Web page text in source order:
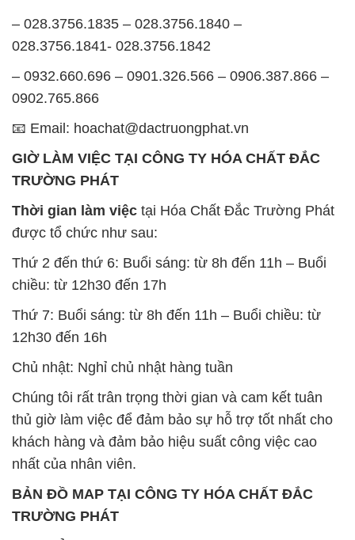
TRƯỜNG PHÁT
Đông B, Quận Bình Tân, Sài Gòn TP. Hồ Chí
Minh